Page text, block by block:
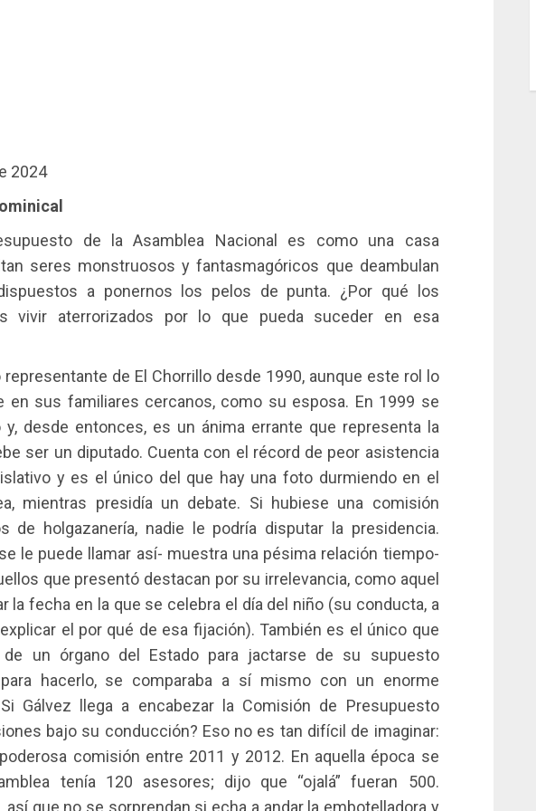
2024
de la Asamblea Nacional es como una casa
seres monstruosos y fantasmagóricos que deambulan
a ponernos los pelos de punta. ¿Por qué los
vivir aterrorizados por lo que pueda suceder en esa
representante de El Chorrillo desde 1990, aunque este rol lo
en sus familiares cercanos, como su esposa. En 1999 se
desde entonces, es un ánima errante que representa la
ser un diputado. Cuenta con el récord de peor asistencia
y es el único del que hay una foto durmiendo en el
mientras presidía un debate. Si hubiese una comisión
de holgazanería, nadie le podría disputar la presidencia.
le puede llamar así- muestra una pésima relación tiempo-
que presentó destacan por su irrelevancia, como aquel
la fecha en la que se celebra el día del niño (su conducta, a
el por qué de esa fijación). También es el único que
un órgano del Estado para jactarse de su supuesto
hacerlo, se comparaba a sí mismo con un enorme
Gálvez llega a encabezar la Comisión de Presupuesto
bajo su conducción? Eso no es tan difícil de imaginar:
comisión entre 2011 y 2012. En aquella época se
tenía 120 asesores; dijo que “ojalá” fueran 500.
que no se sorprendan si echa a andar la embotelladora y